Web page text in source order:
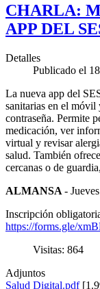
CHARLA:
APP DEL
Detalles
Publicado el
La nueva app del
sanitarias en el móvil
contraseña. Permite
medicación, ver
virtual y revisar
salud. También
cercanas o de
ALMANSA -
Inscripción
https://forms.gle/
Visitas: 864
Adjuntos
Salud Digital.pdf